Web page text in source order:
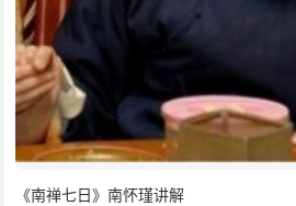
《南禅七日》南怀瑾讲解